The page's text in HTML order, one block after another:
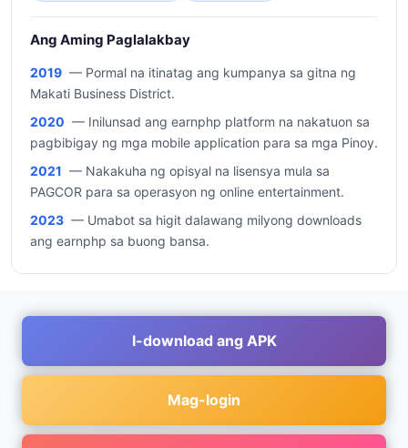
Ang Aming Paglalakbay
2019 — Pormal na itinatag ang kumpanya sa gitna ng
Makati Business District.
2020 — Inilunsad ang earnphp platform na nakatuon sa
pagbibigay ng mga mobile application para sa mga Pinoy.
2021 — Nakakuha ng opisyal na lisensya mula sa
PAGCOR para sa operasyon ng online entertainment.
2023 — Umabot sa higit dalawang milyong downloads
ang earnphp sa buong bansa.
I-download ang APK
Mag-login